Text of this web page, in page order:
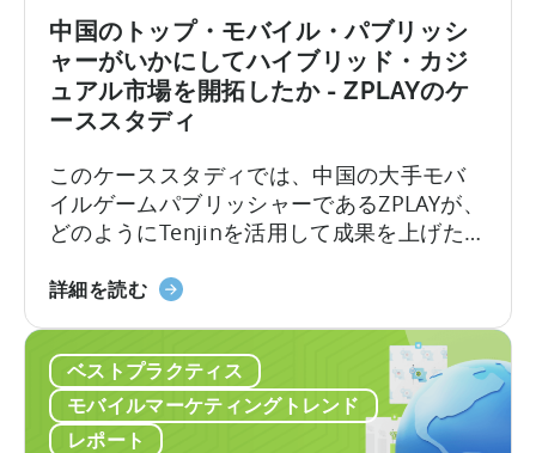
ィ
ン
グ
に
用
す
る
法
う
に
天
神
利
用
し
成
長
を
促
進
し
い
て：
ク
リ
イ
タ
ー
の
た
め
の
ス
パ
ー
中国のトップ・モバイル・パブリッシ
ャーがいかにしてハイブリッド・カジ
ュアル市場を開拓したか - ZPLAYのケ
ーススタディ
このケーススタディでは、中国の大手モバ
イルゲームパブリッシャーであるZPLAYが、
どのようにTenjinを活用して成果を上げたか
立されたZPLAYは、世界中で数百万ダウンロ
パブリッシャーです。同社は、世界的に認
知されたゲームポートフォリオを擁し、複
数の地域でプレゼンスを拡大しています。
詳細を読む中
ト
ッ
プ・
ベストプラクティス
モバイルマーケティングトレンド
レポート